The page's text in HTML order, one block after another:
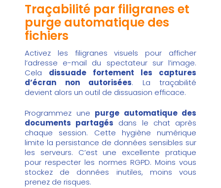
Traçabilité par filigranes et
purge automatique des
fichiers
Activez les filigranes visuels pour afficher
l’adresse e-mail du spectateur sur l’image.
Cela dissuade fortement les captures
d’écran non autorisées. La traçabilité
devient alors un outil de dissuasion efficace.
Programmez une purge automatique des
documents partagés dans le chat après
chaque session. Cette hygiène numérique
limite la persistance de données sensibles sur
les serveurs. C’est une excellente pratique
pour respecter les normes RGPD. Moins vous
stockez de données inutiles, moins vous
prenez de risques.